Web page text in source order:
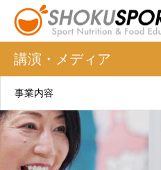
講演・メディア
事業内容